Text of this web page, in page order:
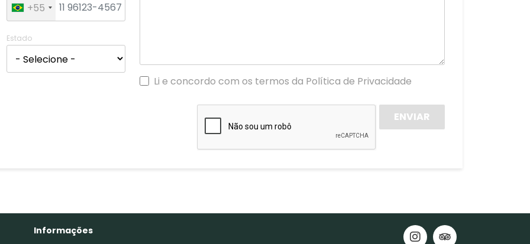
+55
Estado
Li e concordo com os termos da Política de Privacidade
ENVIAR
Informações